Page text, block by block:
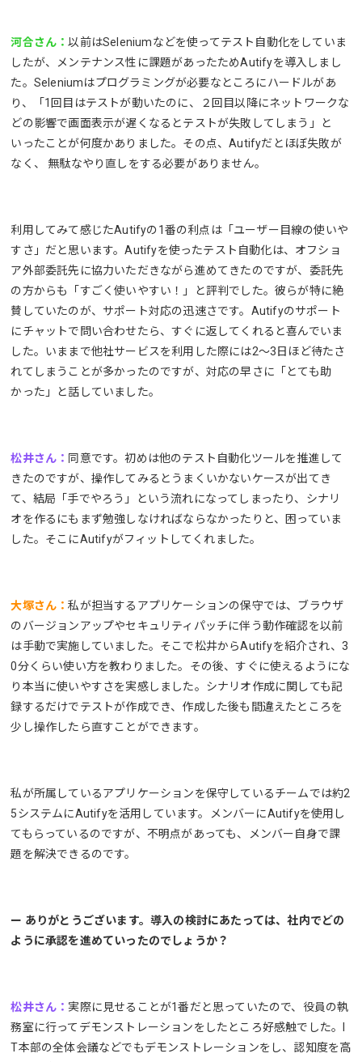
河合さん：以前はSeleniumなどを使ってテスト自動化をしていま
したが、メンテナンス性に課題があったためAutifyを導入しまし
た。Seleniumはプログラミングが必要なところにハードルがあ
り、「1回目はテストが動いたのに、２回目以降にネットワークな
どの影響で画面表示が遅くなるとテストが失敗してしまう」と
いったことが何度かありました。その点、Autifyだとほぼ失敗が
なく、 無駄なやり直しをする必要がありません。
利用してみて感じたAutifyの1番の利点は「ユーザー目線の使いや
すさ」だと思います。Autifyを使ったテスト自動化は、オフショ
ア外部委託先に協力いただきながら進めてきたのですが、委託先
の方からも「すごく使いやすい！」と評判でした。彼らが特に絶
賛していたのが、サポート対応の迅速さです。Autifyのサポート
にチャットで問い合わせたら、すぐに返してくれると喜んでいま
した。いままで他社サービスを利用した際には2〜3日ほど待たさ
れてしまうことが多かったのですが、対応の早さに「とても助
かった」と話していました。
松井さん： 同意です。初めは他のテスト自動化ツールを推進して
きたのですが、操作してみるとうまくいかないケースが出てき
て、結局「手でやろう」という流れになってしまったり、シナリ
オを作るにもまず勉強しなければならなかったりと、困っていま
した。そこにAutifyがフィットしてくれました。
大塚さん：私が担当するアプリケーションの保守では、ブラウザ
のバージョンアップやセキュリティパッチに伴う動作確認を以前
は手動で実施していました。そこで松井からAutifyを紹介され、3
0分くらい使い方を教わりました。その後、すぐに使えるようにな
り本当に使いやすさを実感しました。シナリオ作成に関しても記
録するだけでテストが作成でき、作成した後も間違えたところを
少し操作したら直すことができます。
私が所属しているアプリケーションを保守しているチームでは約2
5システムにAutifyを活用しています。メンバーにAutifyを使用し
てもらっているのですが、不明点があっても、メンバー自身で課
題を解決できるのです。
ー ありがとうございます。導入の検討にあたっては、社内でどの
ように承認を進めていったのでしょうか？
松井さん：実際に見せることが1番だと思っていたので、役員の執
務室に行ってデモンストレーションをしたところ好感触でした。I
T本部の全体会議などでもデモンストレーションをし、認知度を高